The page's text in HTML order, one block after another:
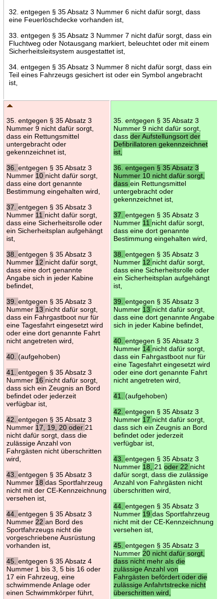
32. entgegen § 35 Absatz 3 Nummer 6 nicht dafür sorgt, dass
eine Feuerlöschdecke vorhanden ist,
33. entgegen § 35 Absatz 3 Nummer 7 nicht dafür sorgt, dass ein
Fluchtweg oder Notausgang markiert, beleuchtet oder mit einem
Sicherheitsleitsystem ausgestattet ist,
34. entgegen § 35 Absatz 3 Nummer 8 nicht dafür sorgt, dass ein
Teil eines Fahrzeugs gesichert ist oder ein Symbol angebracht
ist,
35. entgegen § 35 Absatz 3
Nummer 9 nicht dafür sorgt,
dass ein Rettungsmittel
untergebracht oder
gekennzeichnet ist,
36. entgegen § 35 Absatz 3
Nummer 10 nicht dafür sorgt,
dass eine dort genannte
Bestimmung eingehalten wird,
37. entgegen § 35 Absatz 3
Nummer 11 nicht dafür sorgt,
dass eine Sicherheitsrolle oder
ein Sicherheitsplan aufgehängt
ist,
38. entgegen § 35 Absatz 3
Nummer 12 nicht dafür sorgt,
dass eine dort genannte
Angabe sich in jeder Kabine
befindet,
39. entgegen § 35 Absatz 3
Nummer 13 nicht dafür sorgt,
dass ein Fahrgastboot nur für
eine Tagesfahrt eingesetzt wird
oder eine dort genannte Fahrt
nicht angetreten wird,
40. (aufgehoben)
41. entgegen § 35 Absatz 3
Nummer 16 nicht dafür sorgt,
dass sich ein Zeugnis an Bord
befindet oder jederzeit
verfügbar ist,
42. entgegen § 35 Absatz 3
Nummer 17, 19, 20 oder 21
nicht dafür sorgt, dass die
zulässige Anzahl von
Fahrgästen nicht überschritten
wird,
43. entgegen § 35 Absatz 3
Nummer 18 das Sportfahrzeug
nicht mit der CE-Kennzeichnung
versehen ist,
44. entgegen § 35 Absatz 3
Nummer 22 an Bord des
Sportfahrzeugs nicht die
vorgeschriebene Ausrüstung
vorhanden ist,
45. entgegen § 35 Absatz 4
Nummer 1 bis 3, 5 bis 16 oder
17 ein Fahrzeug, eine
schwimmende Anlage oder
einen Schwimmkörper führt,
35. entgegen § 35 Absatz 3
Nummer 9 nicht dafür sorgt,
dass der Aufstellungsort der
Defibrillatoren gekennzeichnet
ist,
36. entgegen § 35 Absatz 3
Nummer 10 nicht dafür sorgt,
dass ein Rettungsmittel
untergebracht oder
gekennzeichnet ist,
37. entgegen § 35 Absatz 3
Nummer 11 nicht dafür sorgt,
dass eine dort genannte
Bestimmung eingehalten wird,
38. entgegen § 35 Absatz 3
Nummer 12 nicht dafür sorgt,
dass eine Sicherheitsrolle oder
ein Sicherheitsplan aufgehängt
ist,
39. entgegen § 35 Absatz 3
Nummer 13 nicht dafür sorgt,
dass eine dort genannte Angabe
sich in jeder Kabine befindet,
40. entgegen § 35 Absatz 3
Nummer 14 nicht dafür sorgt,
dass ein Fahrgastboot nur für
eine Tagesfahrt eingesetzt wird
oder eine dort genannte Fahrt
nicht angetreten wird,
41. (aufgehoben)
42. entgegen § 35 Absatz 3
Nummer 17 nicht dafür sorgt,
dass sich ein Zeugnis an Bord
befindet oder jederzeit
verfügbar ist,
43. entgegen § 35 Absatz 3
Nummer 18, 21 oder 22 nicht
dafür sorgt, dass die zulässige
Anzahl von Fahrgästen nicht
überschritten wird,
44. entgegen § 35 Absatz 3
Nummer 19 das Sportfahrzeug
nicht mit der CE-Kennzeichnung
versehen ist,
45. entgegen § 35 Absatz 3
Nummer 20 nicht dafür sorgt,
dass nicht mehr als die
zulässige Anzahl von
Fahrgästen befördert oder die
zulässige Anfahrtstrecke nicht
überschritten wird,